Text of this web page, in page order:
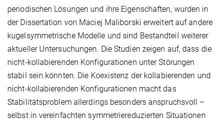
periodischen Lösungen und ihre Eigenschaften, wurden in
der Dissertation von Maciej Maliborski erweitert auf andere
kugelsymmetrische Modelle und sind Bestandteil weiterer
aktueller Untersuchungen. Die Studien zeigen auf, dass die
nicht-kollabierenden Konfigurationen unter Störungen
stabil sein könnten. Die Koexistenz der kollabierenden und
nicht-kollabierenden Konfigurationen macht das
Stabilitätsproblem allerdings besonders anspruchsvoll –
selbst in vereinfachten symmetriereduzierten Situationen